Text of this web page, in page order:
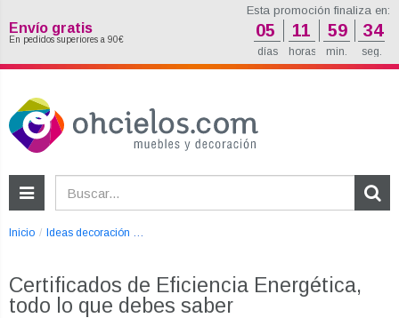
Inicio Ideas decoración Certificados de Eficiencia Energética, todo lo que
Certificados de Eficiencia Energética,
todo lo que debes saber
Envío gratis
En pedidos superiores a 90€
Esta promoción finaliza en:
05 11 59 33
días horas min. seg.